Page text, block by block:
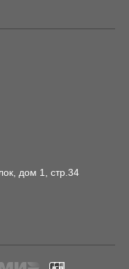
дом 1, стр.34